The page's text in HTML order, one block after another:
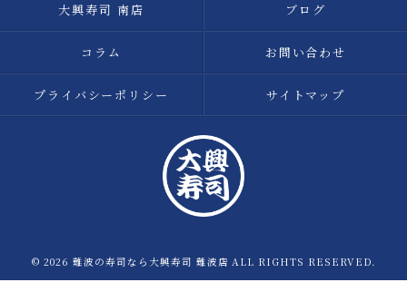
大興寿司 南店 ブログ
コラム お問い合わせ
プライバシーポリシー サイトマップ
© 2026 難波の寿司なら大興寿司 難波店 ALL RIGHTS RESERVED.